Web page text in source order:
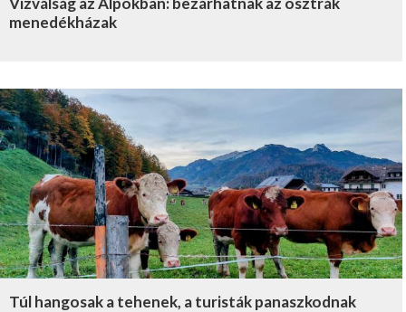
SZLOVÉNIA
GÖRÖGORSZÁG
BELGIUM
MAGYARORSZÁG
menedékházak
Túl hangosak a tehenek, a turisták panaszkodnak